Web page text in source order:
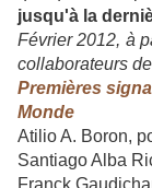
jusqu'à la
Février 2012, à
collaborateurs de
Premières
Monde
Atilio A. Boron,
Santiago Alba